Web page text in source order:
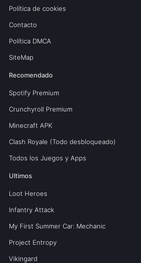
Política de cookies
Contacto
Política DMCA
SiteMap
Recomendado
Spotify Premium
Crunchyroll Premium
Minecraft APK
Clash Royale (Todo desbloqueado)
Todos los Juegos y Apps
Ultimos
Loot Heroes
Infantry Attack
My First Summer Car: Mechanic
Project Entropy
Vikingard